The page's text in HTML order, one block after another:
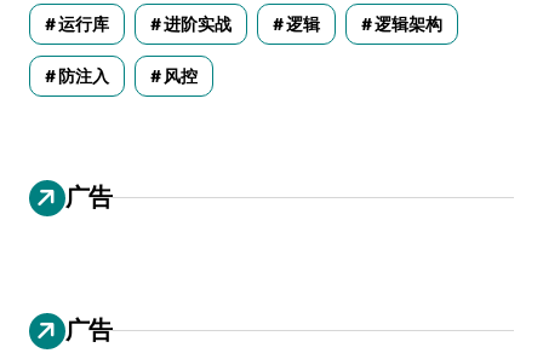
运行库 进阶实战 逻辑 逻辑架构
防注入 风控
广告
广告